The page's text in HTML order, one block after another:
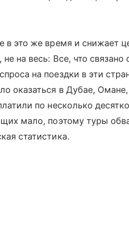
в это же время и снижает
на весь: Все, что связано
на поездки в эти
оказаться в Дубае,
по несколько
мало, поэтому туры
статистика.